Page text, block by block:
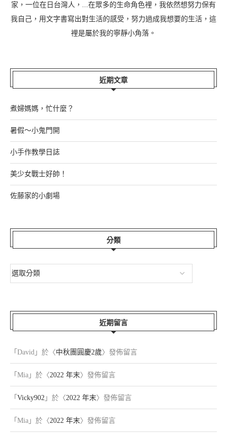
家，一位在日台灣人，...在眾多的生命角色裡，我依然想努力保有
我自己，用文字書寫出對生活的感受，努力過成我想要的生活，這
裡是屬於我的寧靜小角落。
近期文章
煮婦媽媽，忙什麼？
暑假～小鬼門開
小手作教學日誌
美少女戰士好帥！
佐藤家的小劇場
分類
近期留言
「 David 」於〈中秋團圓慶2歲〉發佈留言
「 Mia 」於〈2022 年末〉發佈留言
「 Vicky902 」於〈2022 年末〉發佈留言
「 Mia 」於〈2022 年末〉發佈留言